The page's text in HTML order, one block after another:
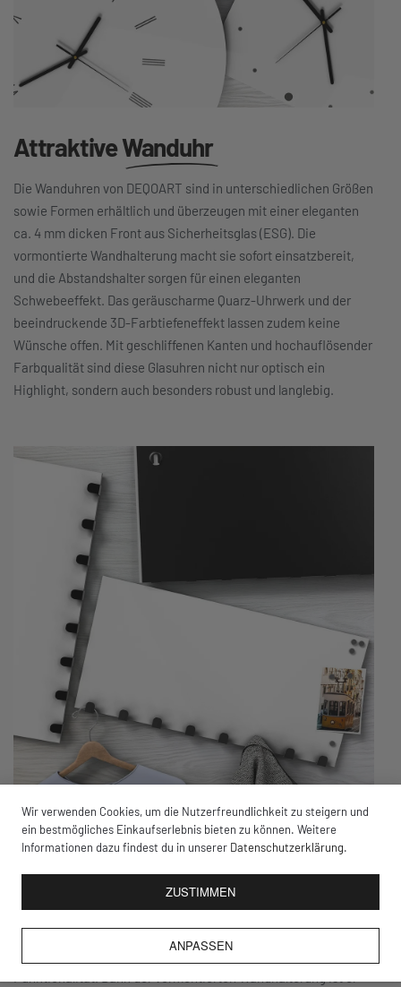
AttraktiveWanduhr
Die Wanduhren von DEQOART sind in unterschiedlichen Größen
sowie Formen erhältlich und überzeugen mit einer eleganten
ca. 4 mm dicken Front aus Sicherheitsglas (ESG). Die
vormontierte Wandhalterung macht sie sofort einsatzbereit,
und die Abstandshalter sorgen für einen eleganten
Schwebeeffekt. Das geräuscharme Quarz-Uhrwerk und der
beeindruckende 3D-Farbtiefeneffekt lassen zudem keine
Wünsche offen. Mit geschliffenen Kanten und hochauflösender
Farbqualität sind diese Glasuhren nicht nur optisch ein
Highlight, sondern auch besonders robust und langlebig.
AusgefallenerKleiderhaken
Die DEQOART Kleiderhaken sind 60×30 cm groß und bestechen
mit einer 4 mm dicken Sicherheitsglas-Front, welche sowohl
magnetisch als auch beschreibbar ist. Mit acht stabil
verschweißten Haken bietet dir die Garderobe praktische
Wir verwenden Cookies, um die Nutzerfreundlichkeit zu steigern und
ein bestmögliches Einkaufserlebnis bieten zu können. Weitere
Informationen dazu findest du in unserer Datenschutzerklärung.
ZUSTIMMEN
ANPASSEN